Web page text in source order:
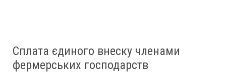
Сплата єдиного внеску членами
фермерських господарств